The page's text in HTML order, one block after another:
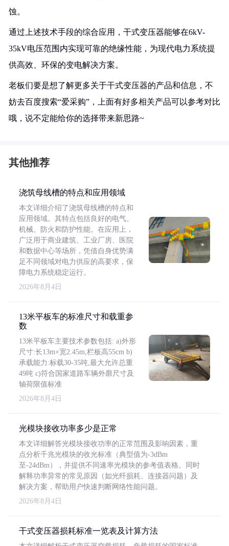
蚀。
通过上述技术手段的综合应用，干式变压器能够在6kV-
35kV电压范围内实现可靠的绝缘性能，为现代电力系统提
供高效、环保的变电解决方案。
老板们要是想了解更多关于干式变压器的产品和信息，不
妨去百度搜索“爱采购”，上面有好多相关产品可以参考对比
哦，说不定能给你的选择带来新思路~
其他推荐
浇筑母线槽的特点和应用领域
本文详细介绍了浇筑母线槽的特点和
应用领域。其特点包括良好的电气、
机械、防火和防护性能。在应用上，
广泛用于商业建筑、工业厂房、医院
和数据中心等场所，凭借自身优势满
足不同领域对电力供应的高要求，保
障电力系统稳定运行。
2026年8月4日
13米平板车的标准尺寸和载重参
数
13米平板车主要技术参数包括: a)外形
尺寸:长13m×宽2.45m,栏板高55cm b)
承载能力:标载30-35吨,最大允许总重
49吨 c)符合国家道路车辆外廓尺寸及
轴荷限值标准
2026年8月4日
光模块接收功率多少是正常
本文详细解答光模块接收功率的正常范围及影响因素，重
点分析千兆光模块的收光标准（典型值为-3dBm
至-24dBm），并提供不同速率光模块的参考值表格。同时
解释功率异常的常见原因（如光纤损耗、连接器问题）及
解决方案，帮助用户快速判断网络性能问题。
2026年8月4日
干式变压器损耗标准一览表及计算方法